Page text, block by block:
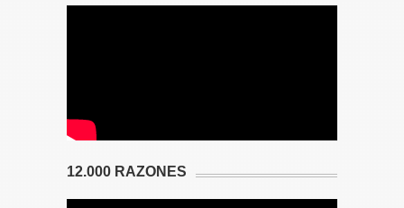
12.000 RAZONES